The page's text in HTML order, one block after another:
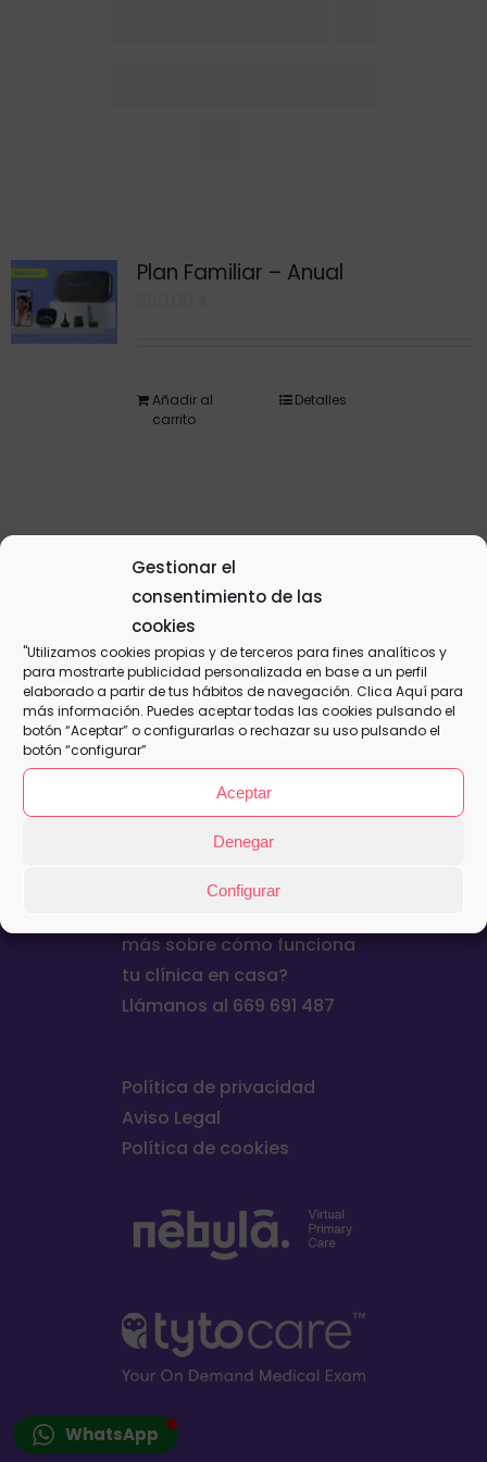
Gestionar el
consentimiento de las
cookies
"Utilizamos cookies propias y de terceros para fines analíticos y
para mostrarte publicidad personalizada en base a un perfil
elaborado a partir de tus hábitos de navegación. Clica Aquípara
más información. Puedes aceptar todas las cookies pulsando el
botón “Aceptar” o configurarlas o rechazar su uso pulsando el
botón “configurar”
Aceptar
Denegar
Configurar
WhatsApp
Plan Familiar – Anual
Añadir al
carrito
Detalles
15,50€
This is a simple, virtual product.
Añadir al
carrito
Detalles
más sobre cómo funciona
tu clínica en casa?
Llámanos al 669 691 487
Política de privacidad
Aviso Legal
Política de cookies